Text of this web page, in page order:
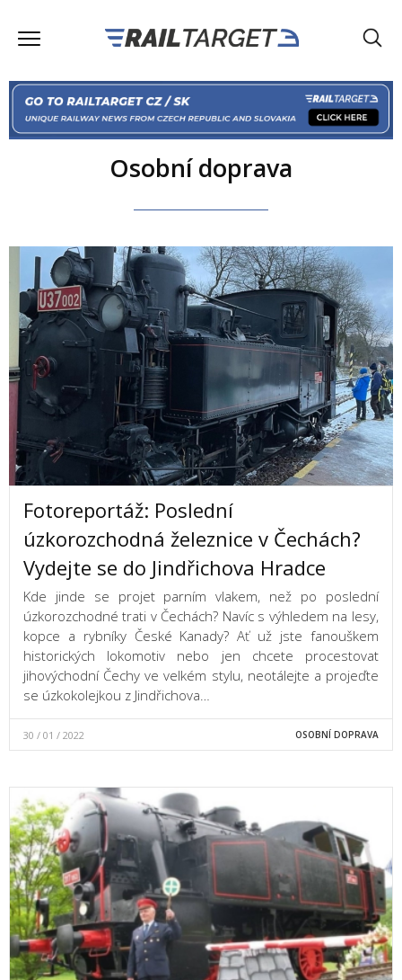
Osobní doprava
Fotoreportáž: Poslední
úzkorozchodná železnice v Čechách?
Vydejte se do Jindřichova Hradce
Kde jinde se projet parním vlakem, než po poslední
úzkorozchodné trati v Čechách? Navíc s výhledem na lesy,
kopce a rybníky České Kanady? Ať už jste fanouškem
historických lokomotiv nebo jen chcete procestovat
jihovýchodní Čechy ve velkém stylu, neotálejte a projeďte
se úzkokolejkou z Jindřichova…
30 / 01 / 2022 OSOBNÍ DOPRAVA